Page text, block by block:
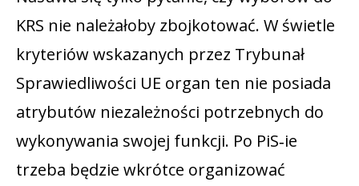
KRS nie należałoby zbojkotować. W świetle
kryteriów wskazanych przez Trybunał
Sprawiedliwości UE organ ten nie posiada
atrybutów niezależności potrzebnych do
wykonywania swojej funkcji. Po PiS‑ie
trzeba będzie wkrótce organizować